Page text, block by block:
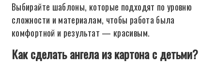
Выбирайте шаблоны, которые подходят по уровню
сложности и материалам, чтобы работа была
комфортной и результат — красивым.
Как сделать ангела из картона с детьми?